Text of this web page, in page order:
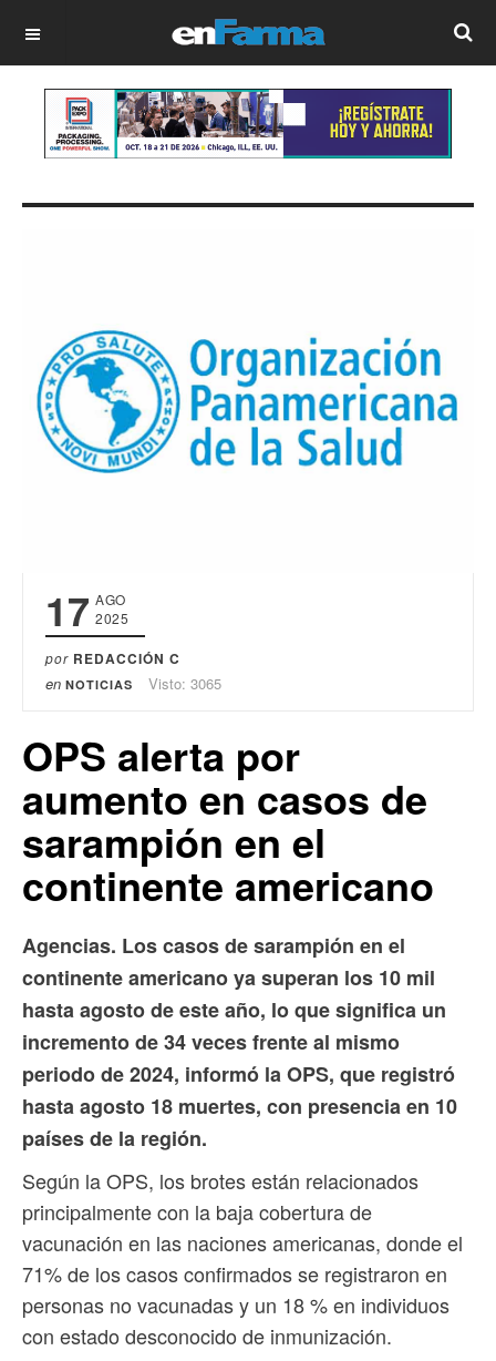
OFF CANVAS
17 AGO
2025
por REDACCIÓN C
en NOTICIAS Visto: 3065
OPS alerta por
aumento en casos de
sarampión en el
continente americano
Agencias. Los casos de sarampión en el
continente americano ya superan los 10 mil
hasta agosto de este año, lo que significa un
incremento de 34 veces frente al mismo
periodo de 2024, informó la OPS, que registró
hasta agosto 18 muertes, con presencia en 10
países de la región.
Según la OPS, los brotes están relacionados
principalmente con la baja cobertura de
vacunación en las naciones americanas, donde el
71% de los casos confirmados se registraron en
personas no vacunadas y un 18 % en individuos
con estado desconocido de inmunización.